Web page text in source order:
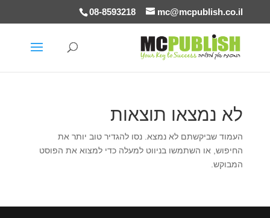
08-8593218 mc@mcpublish.co.il
לא נמצאו תוצאות
העמוד שביקשתם לא נמצא. נסו להגדיר טוב יותר את
החיפוש, או השתמשו בניווט למעלה כדי למצוא את הפוסט
המבוקש.